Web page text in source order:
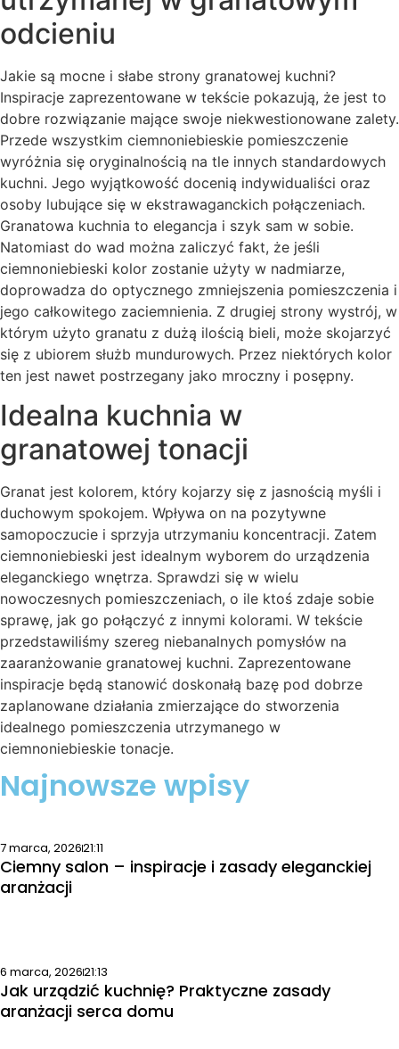
odcieniu
Jakie są mocne i słabe strony granatowej kuchni?
Inspiracje zaprezentowane w tekście pokazują, że jest to
dobre rozwiązanie mające swoje niekwestionowane zalety.
Przede wszystkim ciemnoniebieskie pomieszczenie
wyróżnia się oryginalnością na tle innych standardowych
kuchni. Jego wyjątkowość docenią indywidualiści oraz
osoby lubujące się w ekstrawaganckich połączeniach.
Granatowa kuchnia to elegancja i szyk sam w sobie.
Natomiast do wad można zaliczyć fakt, że jeśli
ciemnoniebieski kolor zostanie użyty w nadmiarze,
doprowadza do optycznego zmniejszenia pomieszczenia i
jego całkowitego zaciemnienia. Z drugiej strony wystrój, w
którym użyto granatu z dużą ilością bieli, może skojarzyć
się z ubiorem służb mundurowych. Przez niektórych kolor
ten jest nawet postrzegany jako mroczny i posępny.
Idealna kuchnia w
granatowej tonacji
Granat jest kolorem, który kojarzy się z jasnością myśli i
duchowym spokojem. Wpływa on na pozytywne
samopoczucie i sprzyja utrzymaniu koncentracji. Zatem
ciemnoniebieski jest idealnym wyborem do urządzenia
eleganckiego wnętrza. Sprawdzi się w wielu
nowoczesnych pomieszczeniach, o ile ktoś zdaje sobie
sprawę, jak go połączyć z innymi kolorami. W tekście
przedstawiliśmy szereg niebanalnych pomysłów na
zaaranżowanie granatowej kuchni. Zaprezentowane
inspiracje będą stanowić doskonałą bazę pod dobrze
zaplanowane działania zmierzające do stworzenia
idealnego pomieszczenia utrzymanego w
ciemnoniebieskie tonacje.
Najnowsze wpisy
7 marca, 202621:11
Ciemny salon – inspiracje i zasady eleganckiej
aranżacji
6 marca, 202621:13
Jak urządzić kuchnię? Praktyczne zasady
aranżacji serca domu